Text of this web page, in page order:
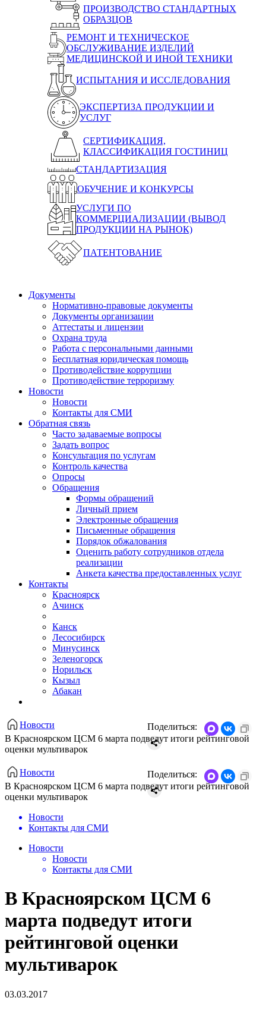
ПРОИЗВОДСТВО СТАНДАРТНЫХ
ОБРАЗЦОВ
РЕМОНТ И ТЕХНИЧЕСКОЕ
ОБСЛУЖИВАНИЕ ИЗДЕЛИЙ
МЕДИЦИНСКОЙ И ИНОЙ ТЕХНИКИ
ИСПЫТАНИЯ И ИССЛЕДОВАНИЯ
ЭКСПЕРТИЗА ПРОДУКЦИИ И
УСЛУГ
СЕРТИФИКАЦИЯ,
КЛАССИФИКАЦИЯ ГОСТИНИЦ
СТАНДАРТИЗАЦИЯ
ОБУЧЕНИЕ И КОНКУРСЫ
УСЛУГИ ПО
КОММЕРЦИАЛИЗАЦИИ (ВЫВОД
ПРОДУКЦИИ НА РЫНОК)
ПАТЕНТОВАНИЕ
Документы
Нормативно-правовые документы
Документы организации
Аттестаты и лицензии
Охрана труда
Работа с персональными данными
Бесплатная юридическая помощь
Противодействие коррупции
Противодействие терроризму
Новости
Новости
Контакты для СМИ
Обратная связь
Часто задаваемые вопросы
Задать вопрос
Консультация по услугам
Контроль качества
Опросы
Обращения
Формы обращений
Личный прием
Электронные обращения
Письменные обращения
Порядок обжалования
Оценить работу сотрудников отдела
реализации
Анкета качества предоставленных услуг
Контакты
Красноярск
Ачинск
Канск
Лесосибирск
Минусинск
Зеленогорск
Норильск
Кызыл
Абакан
Новости
​В Красноярском ЦСМ 6 марта подведут итоги рейтинговой
оценки мультиварок
Поделиться:
Новости
​В Красноярском ЦСМ 6 марта подведут итоги рейтинговой
оценки мультиварок
Поделиться:
Новости
Контакты для СМИ
Новости
Новости
Контакты для СМИ
​В Красноярском ЦСМ 6
марта подведут итоги
рейтинговой оценки
мультиварок
03.03.2017